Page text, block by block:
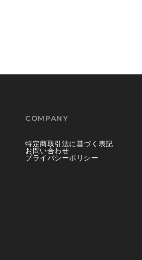
COMPANY
特定商取引法に基づく表記
お問い合わせ
プライバシーポリシー